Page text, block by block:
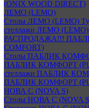
(ONIX WOOD DIRECT)
ЛЕМО (LEMO)
Столы ЛЕМО (LEMO)
стеллажи ЛЕМО (LEMO)
РАСПРОДАЖА!!!
COMFORT)
Столы ПАБЛИК
ПАБЛИК КОМФОРТ
стеллажи ПАБЛИК
ПАБЛИК КОМФОРТ
НОВА С (NOVA S)
Столы НОВА С (NOVA